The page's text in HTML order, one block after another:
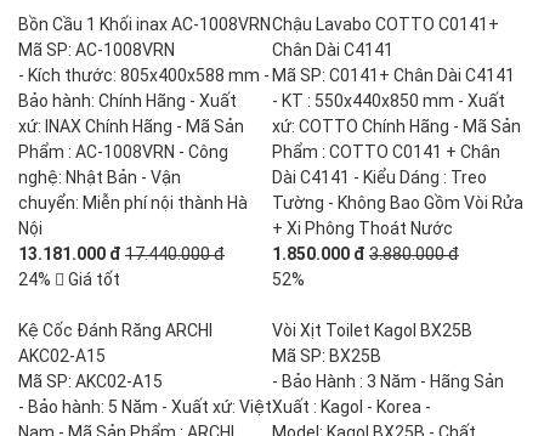
Bồn Cầu 1 Khối inax AC-1008VRN
Mã SP: AC-1008VRN
- Kích thước: 805x400x588 mm -
Bảo hành: Chính Hãng - Xuất
xứ: INAX Chính Hãng - Mã Sản
Phẩm : AC-1008VRN - Công
nghệ: Nhật Bản - Vận
chuyển: Miễn phí nội thành Hà
Nội
13.181.000 đ 17.440.000 đ
24%
Giá tốt
Chậu Lavabo COTTO C0141+
Chân Dài C4141
Mã SP: C0141+ Chân Dài C4141
- KT : 550x440x850 mm - Xuất
xứ: COTTO Chính Hãng - Mã Sản
Phẩm : COTTO C0141 + Chân
Dài C4141 - Kiểu Dáng : Treo
Tường - Không Bao Gồm Vòi Rửa
+ Xi Phông Thoát Nước
1.850.000 đ 3.880.000 đ
52%
Kệ Cốc Đánh Răng ARCHI
AKC02-A15
Mã SP: AKC02-A15
- Bảo hành: 5 Năm - Xuất xứ: Việt
Vòi Xịt Toilet Kagol BX25B
Mã SP: BX25B
- Bảo Hành : 3 Năm - Hãng Sản
Xuất : Kagol - Korea -